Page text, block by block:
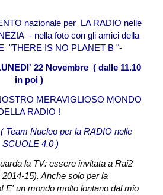
nazionale per LA RADIO nelle
- nella foto con gli amici della
"THERE IS NO PLANET B "-
22 Novembre ( dalle 11.10
in poi )
MERAVIGLIOSO MONDO
RADIO !
Nucleo per la RADIO nelle
SCUOLE 4.0 )
la TV: essere invitata a Rai2
15). Anche solo per la
E' un mondo molto lontano dal mio